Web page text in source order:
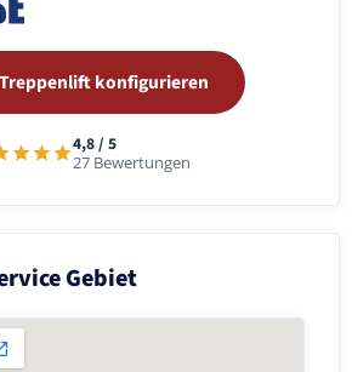
konfigurieren
4,8 / 5
27 Bewertungen
Gebiet